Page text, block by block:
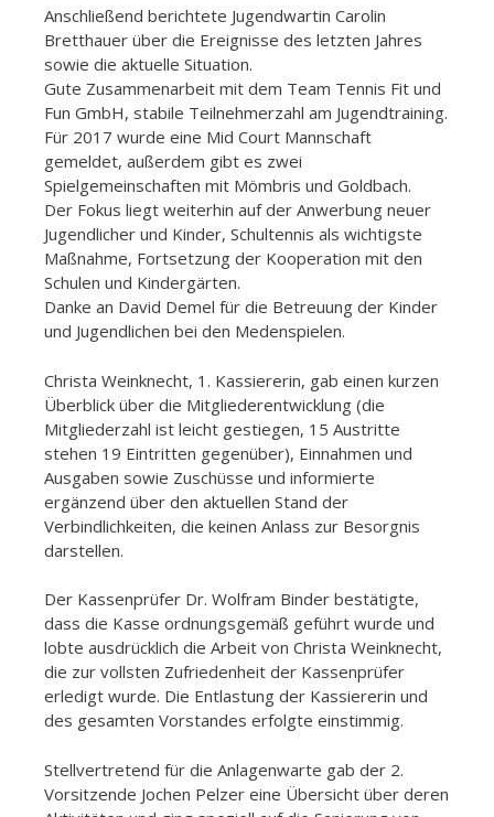
Anschließend berichtete Jugendwartin Carolin
Bretthauer über die Ereignisse des letzten Jahres
sowie die aktuelle Situation.
Gute Zusammenarbeit mit dem Team Tennis Fit und
Fun GmbH, stabile Teilnehmerzahl am Jugendtraining.
Für 2017 wurde eine Mid Court Mannschaft
gemeldet, außerdem gibt es zwei
Spielgemeinschaften mit Mömbris und Goldbach.
Der Fokus liegt weiterhin auf der Anwerbung neuer
Jugendlicher und Kinder, Schultennis als wichtigste
Maßnahme, Fortsetzung der Kooperation mit den
Schulen und Kindergärten.
Danke an David Demel für die Betreuung der Kinder
und Jugendlichen bei den Medenspielen.
Christa Weinknecht, 1. Kassiererin, gab einen kurzen
Überblick über die Mitgliederentwicklung (die
Mitgliederzahl ist leicht gestiegen, 15 Austritte
stehen 19 Eintritten gegenüber), Einnahmen und
Ausgaben sowie Zuschüsse und informierte
ergänzend über den aktuellen Stand der
Verbindlichkeiten, die keinen Anlass zur Besorgnis
darstellen.
Der Kassenprüfer Dr. Wolfram Binder bestätigte,
dass die Kasse ordnungsgemäß geführt wurde und
lobte ausdrücklich die Arbeit von Christa Weinknecht,
die zur vollsten Zufriedenheit der Kassenprüfer
erledigt wurde. Die Entlastung der Kassiererin und
des gesamten Vorstandes erfolgte einstimmig.
Stellvertretend für die Anlagenwarte gab der 2.
Vorsitzende Jochen Pelzer eine Übersicht über deren